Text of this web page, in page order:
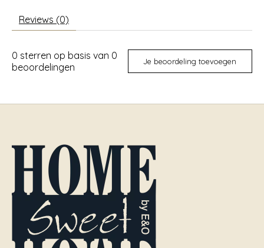
Reviews (0)
0 sterren op basis van 0
beoordelingen
Je beoordeling toevoegen